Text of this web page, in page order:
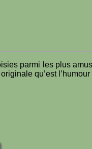
parmi les plus
qu’est